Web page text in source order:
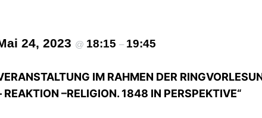
24, 2023 @ 18:15– 19:45
IM RAHMEN DER
REAKTION –RELIGION. 1848 IN PERSPEKTIVE“